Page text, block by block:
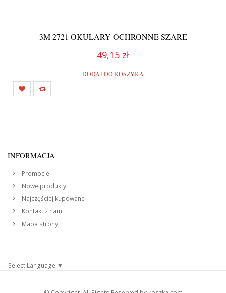
3M 2721 OKULARY OCHRONNE SZARE
49,15 zł
DODAJ DO KOSZYKA
INFORMACJA
Promocje
Nowe produkty
Najczęściej kupowane
Kontakt z nami
Mapa strony
Select Language ▼